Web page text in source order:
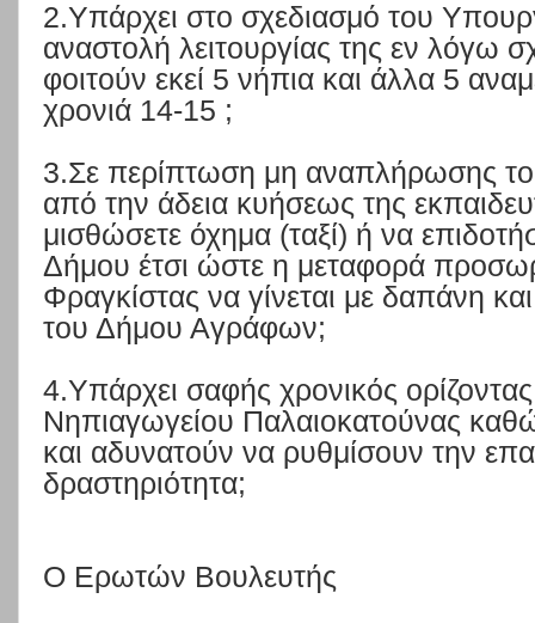
2.Υπάρχει στο σχεδιασμό του
αναστολή λειτουργίας της εν λόγω
φοιτούν εκεί 5 νήπια και άλλα 5
χρονιά 14-15 ;
3.Σε περίπτωση μη αναπλήρωσης
από την άδεια κυήσεως της
μισθώσετε όχημα (ταξί) ή να
Δήμου έτσι ώστε η μεταφορά
Φραγκίστας να γίνεται με δαπάνη
του Δήμου Αγράφων;
4.Υπάρχει σαφής χρονικός
Νηπιαγωγείου Παλαιοκατούνας
και αδυνατούν να ρυθμίσουν την
δραστηριότητα;
Ο Ερωτών Βουλευτής